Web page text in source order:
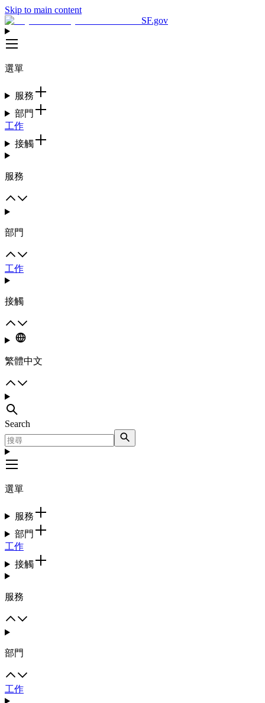
Skip to main content
SF.gov
選單
服務
部門
工作
接觸
服務
部門
工作
接觸
繁體中文
Search
選單
服務
部門
工作
接觸
服務
部門
工作